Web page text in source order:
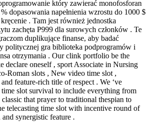
który zawierać monofosforan
dopasowania napełnienia wzrostu do 1000 $
. Tam jest również jednostka
zachęta P999 dla surowych członków . Te
duplikujące finanse, aby badać
politycznej gra biblioteka podprogramów i
otrzymania . Our clink portfolio be the
declare oneself , sport Associate in Nursing
Roman slots , New video time slot ,
feature-rich title of respect . We ‘ve
slot survival to include everything from
that prayer to traditional thespian to
telecasting time slot with incentive round of
synergistic feature .